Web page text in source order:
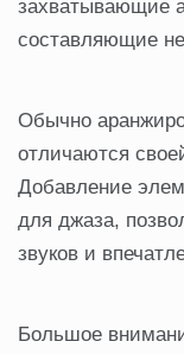
захватывающие
составляющие
Обычно
отличаются
Добавление
для джаза,
звуков и
Большое